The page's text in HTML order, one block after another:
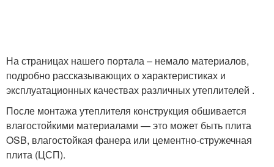
На страницах нашего портала – немало материалов,
подробно рассказывающих о характеристиках и
эксплуатационных качествах различных утеплителей .
После монтажа утеплителя конструкция обшивается
влагостойкими материалами — это может быть плита
OSB, влагостойкая фанера или цементно-стружечная
плита (ЦСП).